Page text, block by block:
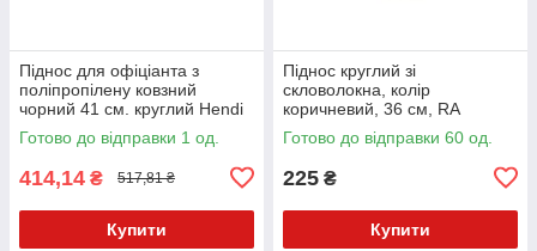
Піднос для офіціанта з
поліпропілену ковзний
чорний 41 см. круглий Hendi
Готово до відправки 1 од.
414,14 ₴ 517,81 ₴
Купити
Піднос круглий зі
скловолокна, колір
коричневий, 36 см, RA
Готово до відправки 60 од.
225 ₴
Купити